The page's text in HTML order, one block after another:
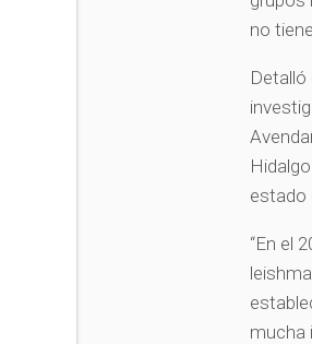
no
estado
“En el
mucha